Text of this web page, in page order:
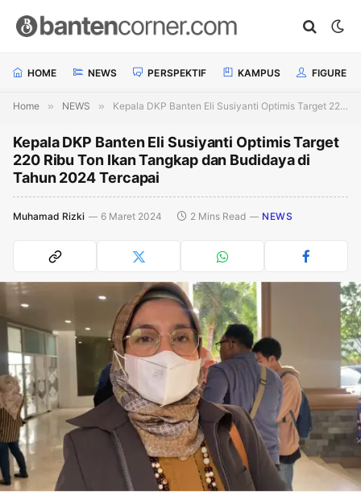
HOME NEWS PERSPEKTIF KAMPUS FIGURE
Home » NEWS » Kepala DKP Banten Eli Susiyanti Optimis Target 220 Ribu Ton Ikan Tangkap dan Budidaya di Tahun 2024 Tercapai
Kepala DKP Banten Eli Susiyanti Optimis Target
220 Ribu Ton Ikan Tangkap dan Budidaya di
Tahun 2024 Tercapai
Muhamad Rizki 6 Maret 2024 2 Mins Read NEWS